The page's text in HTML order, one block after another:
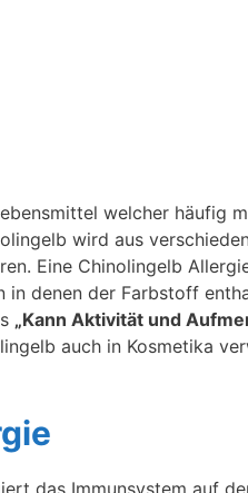
welcher häufig
wird aus
Eine Chinolingelb
in denen der Farbstoff
„Kann Aktivität und
auch in Kosmetika
das Immunsystem auf